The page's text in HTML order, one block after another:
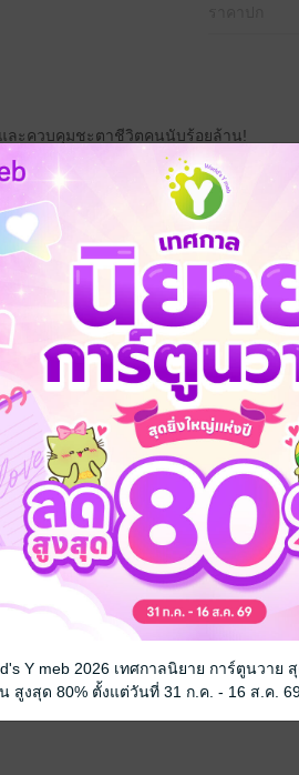
ละควบคุมชะตาชีวิตคนนับร้อยล้าน!
นได้หลุดมิติมายังโลกแห่งวรยุทธ์นี้...
ลขุนนางเมืองหนึ่ง
อนนี้ไม่สามารถฝึกวรยุทธ์ได้"
ยจีนแปล จอมยุทธ์ ทะลุมิติ แฟนตาซี
Y meb 2026 เทศกาลนิยาย การ์ตูนวาย
สูงสุด 80% ตั้งแต่วันที่ 31 ก.ค. - 16 ส.ค.